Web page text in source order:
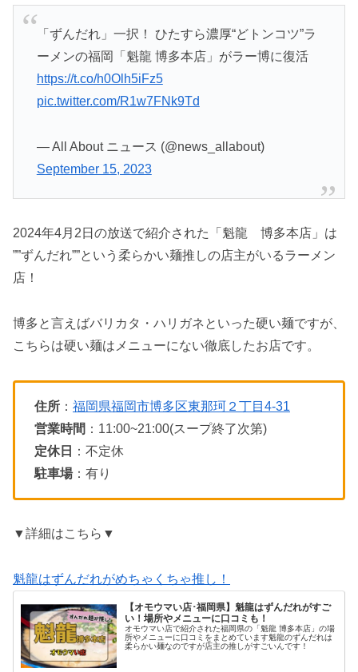
「ずんだれ」一択！ ひたすら濃厚“どトンコツ”ラ
ーメンの福岡「魁龍 博多本店」がラー博に復活
https://t.co/h0Olh5iFz5
pic.twitter.com/R1w7FNk9Td
— All About ニュース (@news_allabout)
September 15, 2023
2024年4月2日の放送で紹介された「魁龍 博多本店」は
””ずんだれ””という柔らかい麺推しの店主がいるラーメン
店！
博多と言えばバリカタ・ハリガネといった硬い麺ですが、
こちらは硬い麺はメニューにない徹底したお店です。
住所 ： 福岡県福岡市博多区東那珂２丁目4-31
営業時間 ：11:00~21:00(スープ終了次第)
定休日
：不定休
駐車場：有り
▼詳細はこちら▼
魁龍はずんだれがめちゃくちゃ推し ！
【オモウマい店･福岡県】魁龍はずんだれがすご
い！場所やメニューに口コミも！
オモウマい店で紹介された福岡県の「魁龍 博多本店」の場
所やメニューに口コミをまとめています魁龍のずんだれは
柔らかい麺なのですが店主の推しがすごいんです！